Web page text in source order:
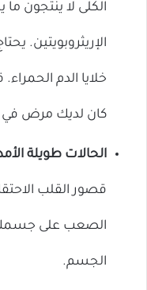
الكلى لا ينتجون
الإريثروبويتين.
خلايا الدم
كان لديك مرض في
الحالات طويلة
قصور القلب
الصعب على جسمك
الجسم.